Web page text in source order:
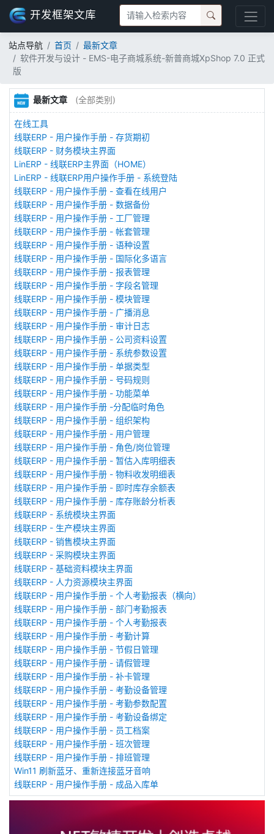
开发框架文库
站点导航 首页
最新文章
软件开发与设计 - EMS-电子商城系统-新普商城XpShop 7.0 正式
版
最新文章 (全部类别)
在线工具
线联ERP - 用户操作手册 - 存货期初
线联ERP - 财务模块主界面
LinERP - 线联ERP主界面（HOME）
LinERP - 线联ERP用户操作手册 - 系统登陆
线联ERP - 用户操作手册 - 查看在线用户
线联ERP - 用户操作手册 - 数据备份
线联ERP - 用户操作手册 - 工厂管理
线联ERP - 用户操作手册 - 帐套管理
线联ERP - 用户操作手册 - 语种设置
线联ERP - 用户操作手册 - 国际化多语言
线联ERP - 用户操作手册 - 报表管理
线联ERP - 用户操作手册 - 字段名管理
线联ERP - 用户操作手册 - 模块管理
线联ERP - 用户操作手册 - 广播消息
线联ERP - 用户操作手册 - 审计日志
线联ERP - 用户操作手册 - 公司资料设置
线联ERP - 用户操作手册 - 系统参数设置
线联ERP - 用户操作手册 - 单据类型
线联ERP - 用户操作手册 - 号码规则
线联ERP - 用户操作手册 - 功能菜单
线联ERP - 用户操作手册 -分配临时角色
线联ERP - 用户操作手册 - 组织架构
线联ERP - 用户操作手册 - 用户管理
线联ERP - 用户操作手册 - 角色/岗位管理
线联ERP - 用户操作手册 - 暂估入库明细表
线联ERP - 用户操作手册 - 物料收发明细表
线联ERP - 用户操作手册 - 即时库存余额表
线联ERP - 用户操作手册 - 库存账龄分析表
线联ERP - 系统模块主界面
线联ERP - 生产模块主界面
线联ERP - 销售模块主界面
线联ERP - 采购模块主界面
线联ERP - 基础资料模块主界面
线联ERP - 人力资源模块主界面
线联ERP - 用户操作手册 - 个人考勤报表（横向）
线联ERP - 用户操作手册 - 部门考勤报表
线联ERP - 用户操作手册 - 个人考勤报表
线联ERP - 用户操作手册 - 考勤计算
线联ERP - 用户操作手册 - 节假日管理
线联ERP - 用户操作手册 - 请假管理
线联ERP - 用户操作手册 - 补卡管理
线联ERP - 用户操作手册 - 考勤设备管理
线联ERP - 用户操作手册 - 考勤参数配置
线联ERP - 用户操作手册 - 考勤设备绑定
线联ERP - 用户操作手册 - 员工档案
线联ERP - 用户操作手册 - 班次管理
线联ERP - 用户操作手册 - 排班管理
Win11 刷新蓝牙、重新连接蓝牙音响
线联ERP - 用户操作手册 - 成品入库单